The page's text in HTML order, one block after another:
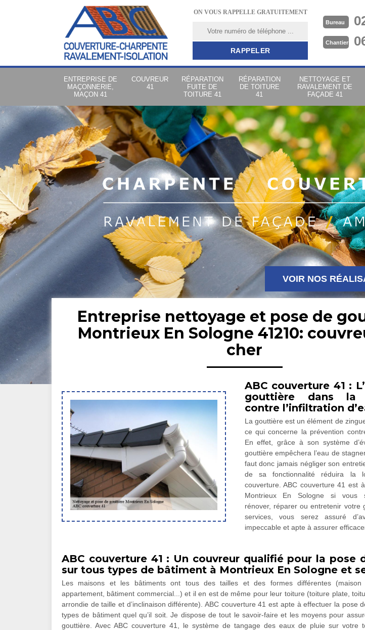
ON VOUS RAPPELLE GRATUITEMENT
Bureau
Chantier
ENTREPRISE DE
MAÇONNERIE,
MAÇON 41
COUVREUR
41
RÉPARATION
FUITE DE
TOITURE 41
RÉPARATION
DE TOITURE
41
NETTOYAGE ET
RAVALEMENT DE
FAÇADE 41
VOIR NOS
Entreprise nettoyage et pose de
Montrieux En Sologne 41210:
cher
ABC couverture 41 :
gouttière dans la
contre l’infiltration
La gouttière est un élément de
ce qui concerne la prévention contre
En effet, grâce à son système
gouttière empêchera l’eau de
faut donc jamais négliger son
de sa fonctionnalité réduira la
couverture. ABC couverture 41 est
Montrieux En Sologne si vous
rénover, réparer ou entretenir votre
services, vous serez assuré
impeccable et apte à assurer
ABC couverture 41 : Un couvreur qualifié pour la pose
sur tous types de bâtiment à Montrieux En Sologne et
Les maisons et les bâtiments ont tous des tailles et des formes différentes (maison
appartement, bâtiment commercial...) et il en est de même pour leur toiture (toiture plate,
arrondie de taille et d’inclinaison différente). ABC couverture 41 est apte à effectuer la pose
types de bâtiment quel qu’il soit. Je dispose de tout le savoir-faire et les moyens pour
gouttière. Avec ABC couverture 41, le système de tangage des eaux de pluie sur votre